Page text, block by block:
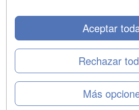
Más
Rechazar
Aceptar